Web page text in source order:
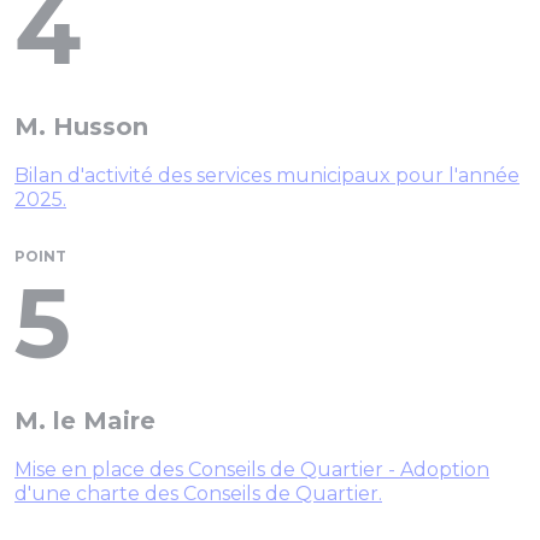
4
M. Husson
Bilan d'activité des services municipaux pour l'année
2025.
POINT
5
M. le Maire
Mise en place des Conseils de Quartier - Adoption
d'une charte des Conseils de Quartier.